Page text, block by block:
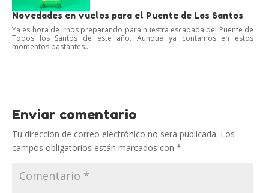
Novedades en vuelos para el Puente de Los Santos
Ya es hora de irnos preparando para nuestra escapada del Puente de
Todos los Santos de este año. Aunque ya contamos en estos
momentos bastantes...
Enviar comentario
Tu dirección de correo electrónico no será publicada. Los
campos obligatorios están marcados con *